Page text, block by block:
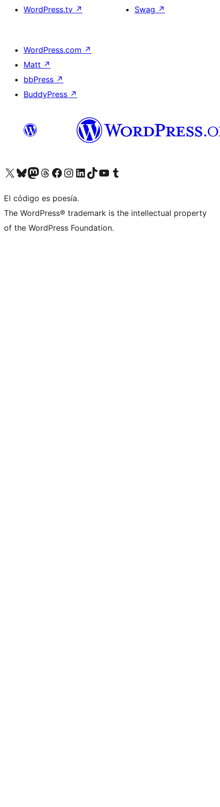
WordPress.tv ↗
Swag ↗
WordPress.com ↗
Matt ↗
bbPress ↗
BuddyPress ↗
Visita nuestra cuenta de X (anteriormente Twitter)
Visita nuestra cuenta de Bluesky
Visita nuestra cuenta de Mastodon
Visita nuestra cuenta de Threads
Visita nuestra página de Facebook
Visita nuestra cuenta de Instagram
Visita nuestra cuenta de LinkedIn
Visita nuestra cuenta de TikTok
Visita nuestro canal de YouTube
Visita nuestra cuenta de Tumblr
El código es poesía.
The WordPress® trademark is the intellectual property
of the WordPress Foundation.